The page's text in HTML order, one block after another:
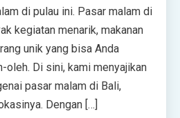
di pulau ini. Pasar malam di
kegiatan menarik, makanan
unik yang bisa Anda
oleh. Di sini, kami menyajikan
pasar malam di Bali,
Dengan […]